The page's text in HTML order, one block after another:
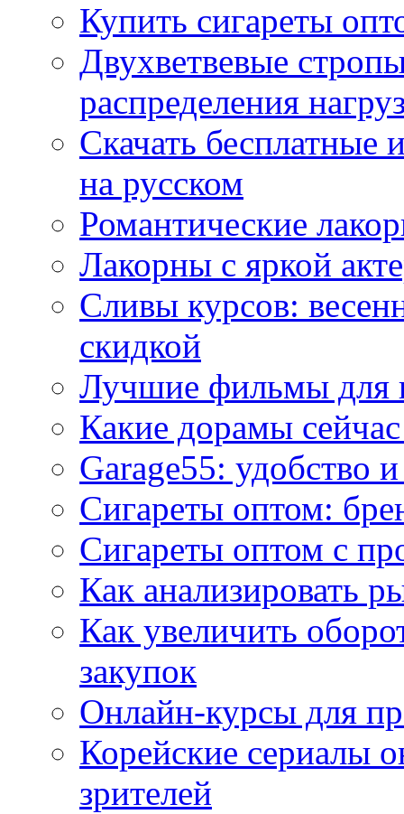
Купить сигареты
Двухветвевые
распределения
Скачать
на русском
Романтические
Лакорны с яркой
Сливы курсов:
скидкой
Лучшие фильмы для
Какие дорамы
Garage55: удобство
Сигареты оптом:
Сигареты оптом с
Как анализировать
Как увеличить
закупок
Онлайн-курсы для
Корейские сериалы
зрителей